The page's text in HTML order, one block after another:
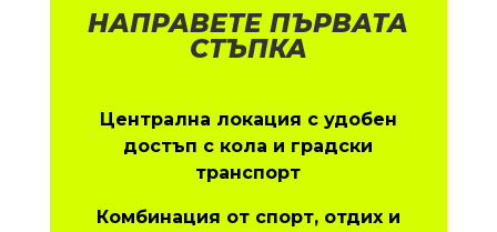
НАПРАВЕТЕ ПЪРВАТА
СТЪПКА
Централна локация с удобен
достъп с кола и градски
транспорт
Комбинация от спорт, отдих и